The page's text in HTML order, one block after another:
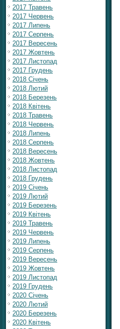
2017 Травень
2017 Червень
2017 Липень
2017 Серпень
2017 Вересень
2017 Жовтень
2017 Листопад
2017 Грудень
2018 Січень
2018 Лютий
2018 Березень
2018 Квітень
2018 Травень
2018 Червень
2018 Липень
2018 Серпень
2018 Вересень
2018 Жовтень
2018 Листопад
2018 Грудень
2019 Січень
2019 Лютий
2019 Березень
2019 Квітень
2019 Травень
2019 Червень
2019 Липень
2019 Серпень
2019 Вересень
2019 Жовтень
2019 Листопад
2019 Грудень
2020 Січень
2020 Лютий
2020 Березень
2020 Квітень